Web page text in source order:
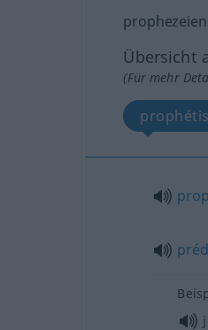
prophezeien
Übersicht
(Für mehr